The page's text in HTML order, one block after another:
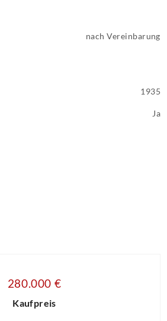
nach Vereinbarung
1935
Ja
280.000 €
Kaufpreis